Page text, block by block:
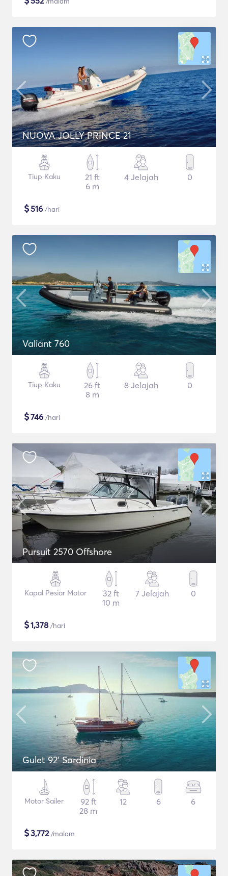
NUOVA JOLLY PRINCE 21
Tiup Kaku
21 ft
6 m
4 Jelajah 0
$516 /hari
Valiant 760
Tiup Kaku
26 ft
8 m
8 Jelajah 0
$746 /hari
Pursuit 2570 Offshore
Kapal Pesiar Motor
32 ft
10 m
7 Jelajah 0
$1,378 /hari
Gulet 92' Sardinia
Motor Sailer
92 ft
28 m
12 6 6
$3,772/malam